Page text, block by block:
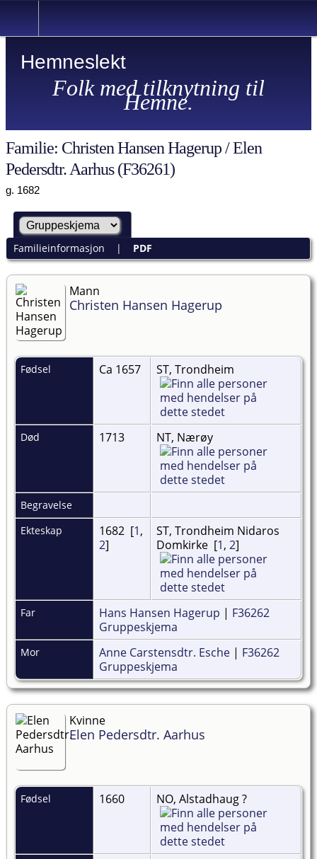
Hemneslekt
Folk med tilknytning til
Hemne.
Familie: Christen Hansen Hagerup / Elen
Pedersdtr. Aarhus (F36261)
g. 1682
Familieinformasjon | PDF
Mann
Christen Hansen Hagerup
Fødsel Ca 1657 ST, Trondheim
Død 1713 NT, Nærøy
Begravelse
Ekteskap
1682 [1,
2]
ST, Trondheim Nidaros
Domkirke [1, 2]
Far Hans Hansen Hagerup | F36262
Gruppeskjema
Mor Anne Carstensdtr. Esche | F36262
Gruppeskjema
Kvinne
Elen Pedersdtr. Aarhus
Fødsel 1660 NO, Alstadhaug ?